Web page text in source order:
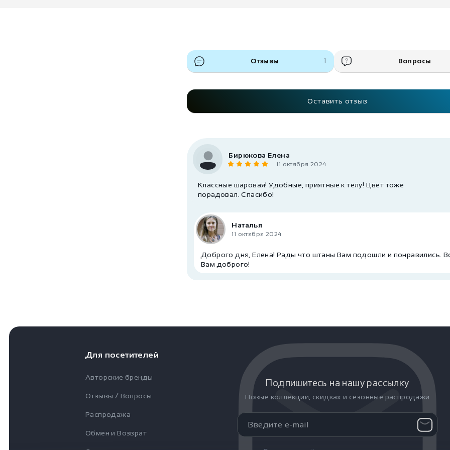
Отзывы 1 Вопросы
Оставить отзыв
Бирюкова Елена
11 октября 2024
Классные шаровая! Удобные, приятные к телу! Цвет тоже
порадовал. Спасибо!
Наталья
11 октября 2024
Доброго дня, Елена! Рады что штаны Вам подошли и понравились.
Вам доброго!
Для посетителей
Авторские бренды
Отзывы / Вопросы
Распродажа
Обмен и Возврат
Подпишитесь на нашу рассылку
Новые коллекций, скидках и сезонные распродажи